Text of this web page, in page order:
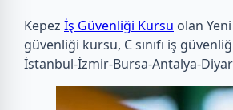
Kepez İş Güvenliği Kursu olan
güvenliği kursu, C sınıfı iş
İstanbul-İzmir-Bursa-Antalya-